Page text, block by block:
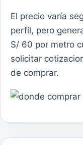
El precio varía
perfil, pero
S/ 60 por metro
solicitar
de comprar.